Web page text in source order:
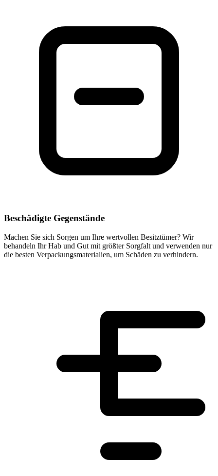
Beschädigte Gegenstände
Machen Sie sich Sorgen um Ihre wertvollen Besitztümer? Wir
behandeln Ihr Hab und Gut mit größter Sorgfalt und verwenden nur
die besten Verpackungsmaterialien, um Schäden zu verhindern.